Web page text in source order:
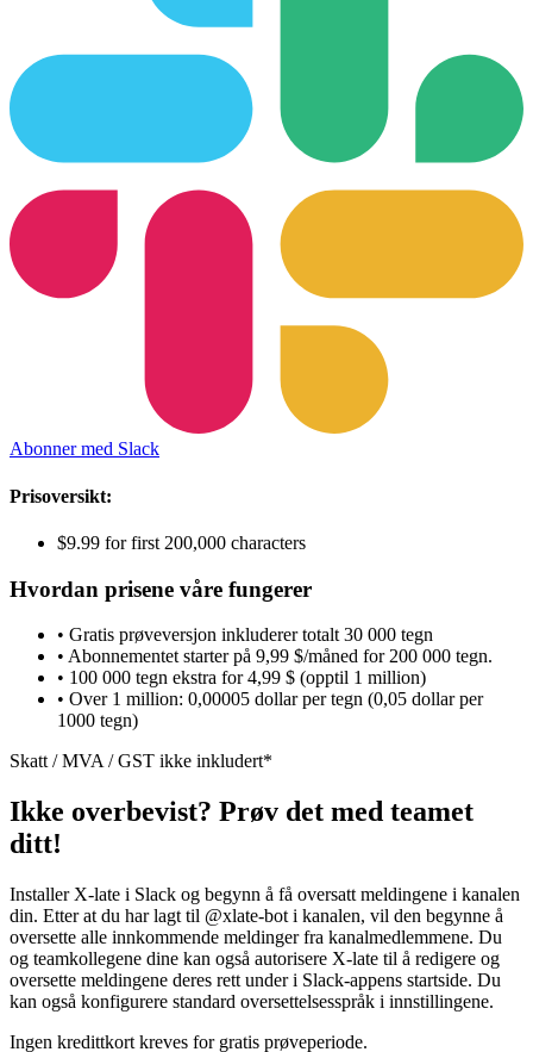
Abonner med Slack
Prisoversikt:
$9.99 for first 200,000 characters
Hvordan prisene våre fungerer
• Gratis prøveversjon inkluderer totalt 30 000 tegn
• Abonnementet starter på 9,99 $/måned for 200 000 tegn.
• 100 000 tegn ekstra for 4,99 $ (opptil 1 million)
• Over 1 million: 0,00005 dollar per tegn (0,05 dollar per
1000 tegn)
Skatt / MVA / GST ikke inkludert*
Ikke overbevist? Prøv det med teamet
ditt!
Installer X-late i Slack og begynn å få oversatt meldingene i kanalen
din. Etter at du har lagt til @xlate-bot i kanalen, vil den begynne å
oversette alle innkommende meldinger fra kanalmedlemmene. Du
og teamkollegene dine kan også autorisere X-late til å redigere og
oversette meldingene deres rett under i Slack-appens startside. Du
kan også konfigurere standard oversettelsesspråk i innstillingene.
Ingen kredittkort kreves for gratis prøveperiode.